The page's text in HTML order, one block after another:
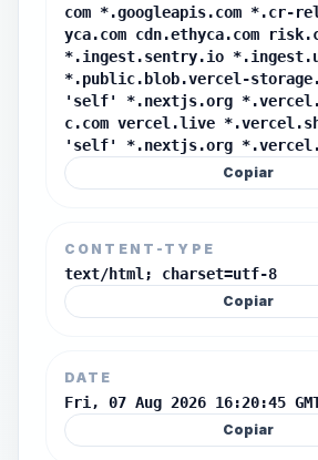
com *.googleapis.com *.cr-
yca.com cdn.ethyca.com
*.ingest.sentry.io
*.public.blob.vercel-
'self' *.nextjs.org
c.com vercel.live
'self' *.nextjs.org
Copiar
CONTENT-TYPE
text/html; charset=utf-8
Copiar
DATE
Fri, 07 Aug 2026 16:20:45
Copiar